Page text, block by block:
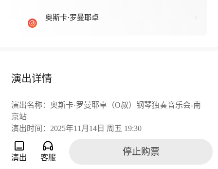
奥斯卡·罗曼耶卓
演出详情
演出名称：奥斯卡·罗曼耶卓（O叔）钢琴独奏音乐会-南
京站
演出时间：2025年11月14日 周五 19:30
演出地点：南京文化艺术中心
钢 琴：奥斯卡·罗曼耶卓
演出时长：约105分钟（一次中场休息）
演出 客服
停止购票